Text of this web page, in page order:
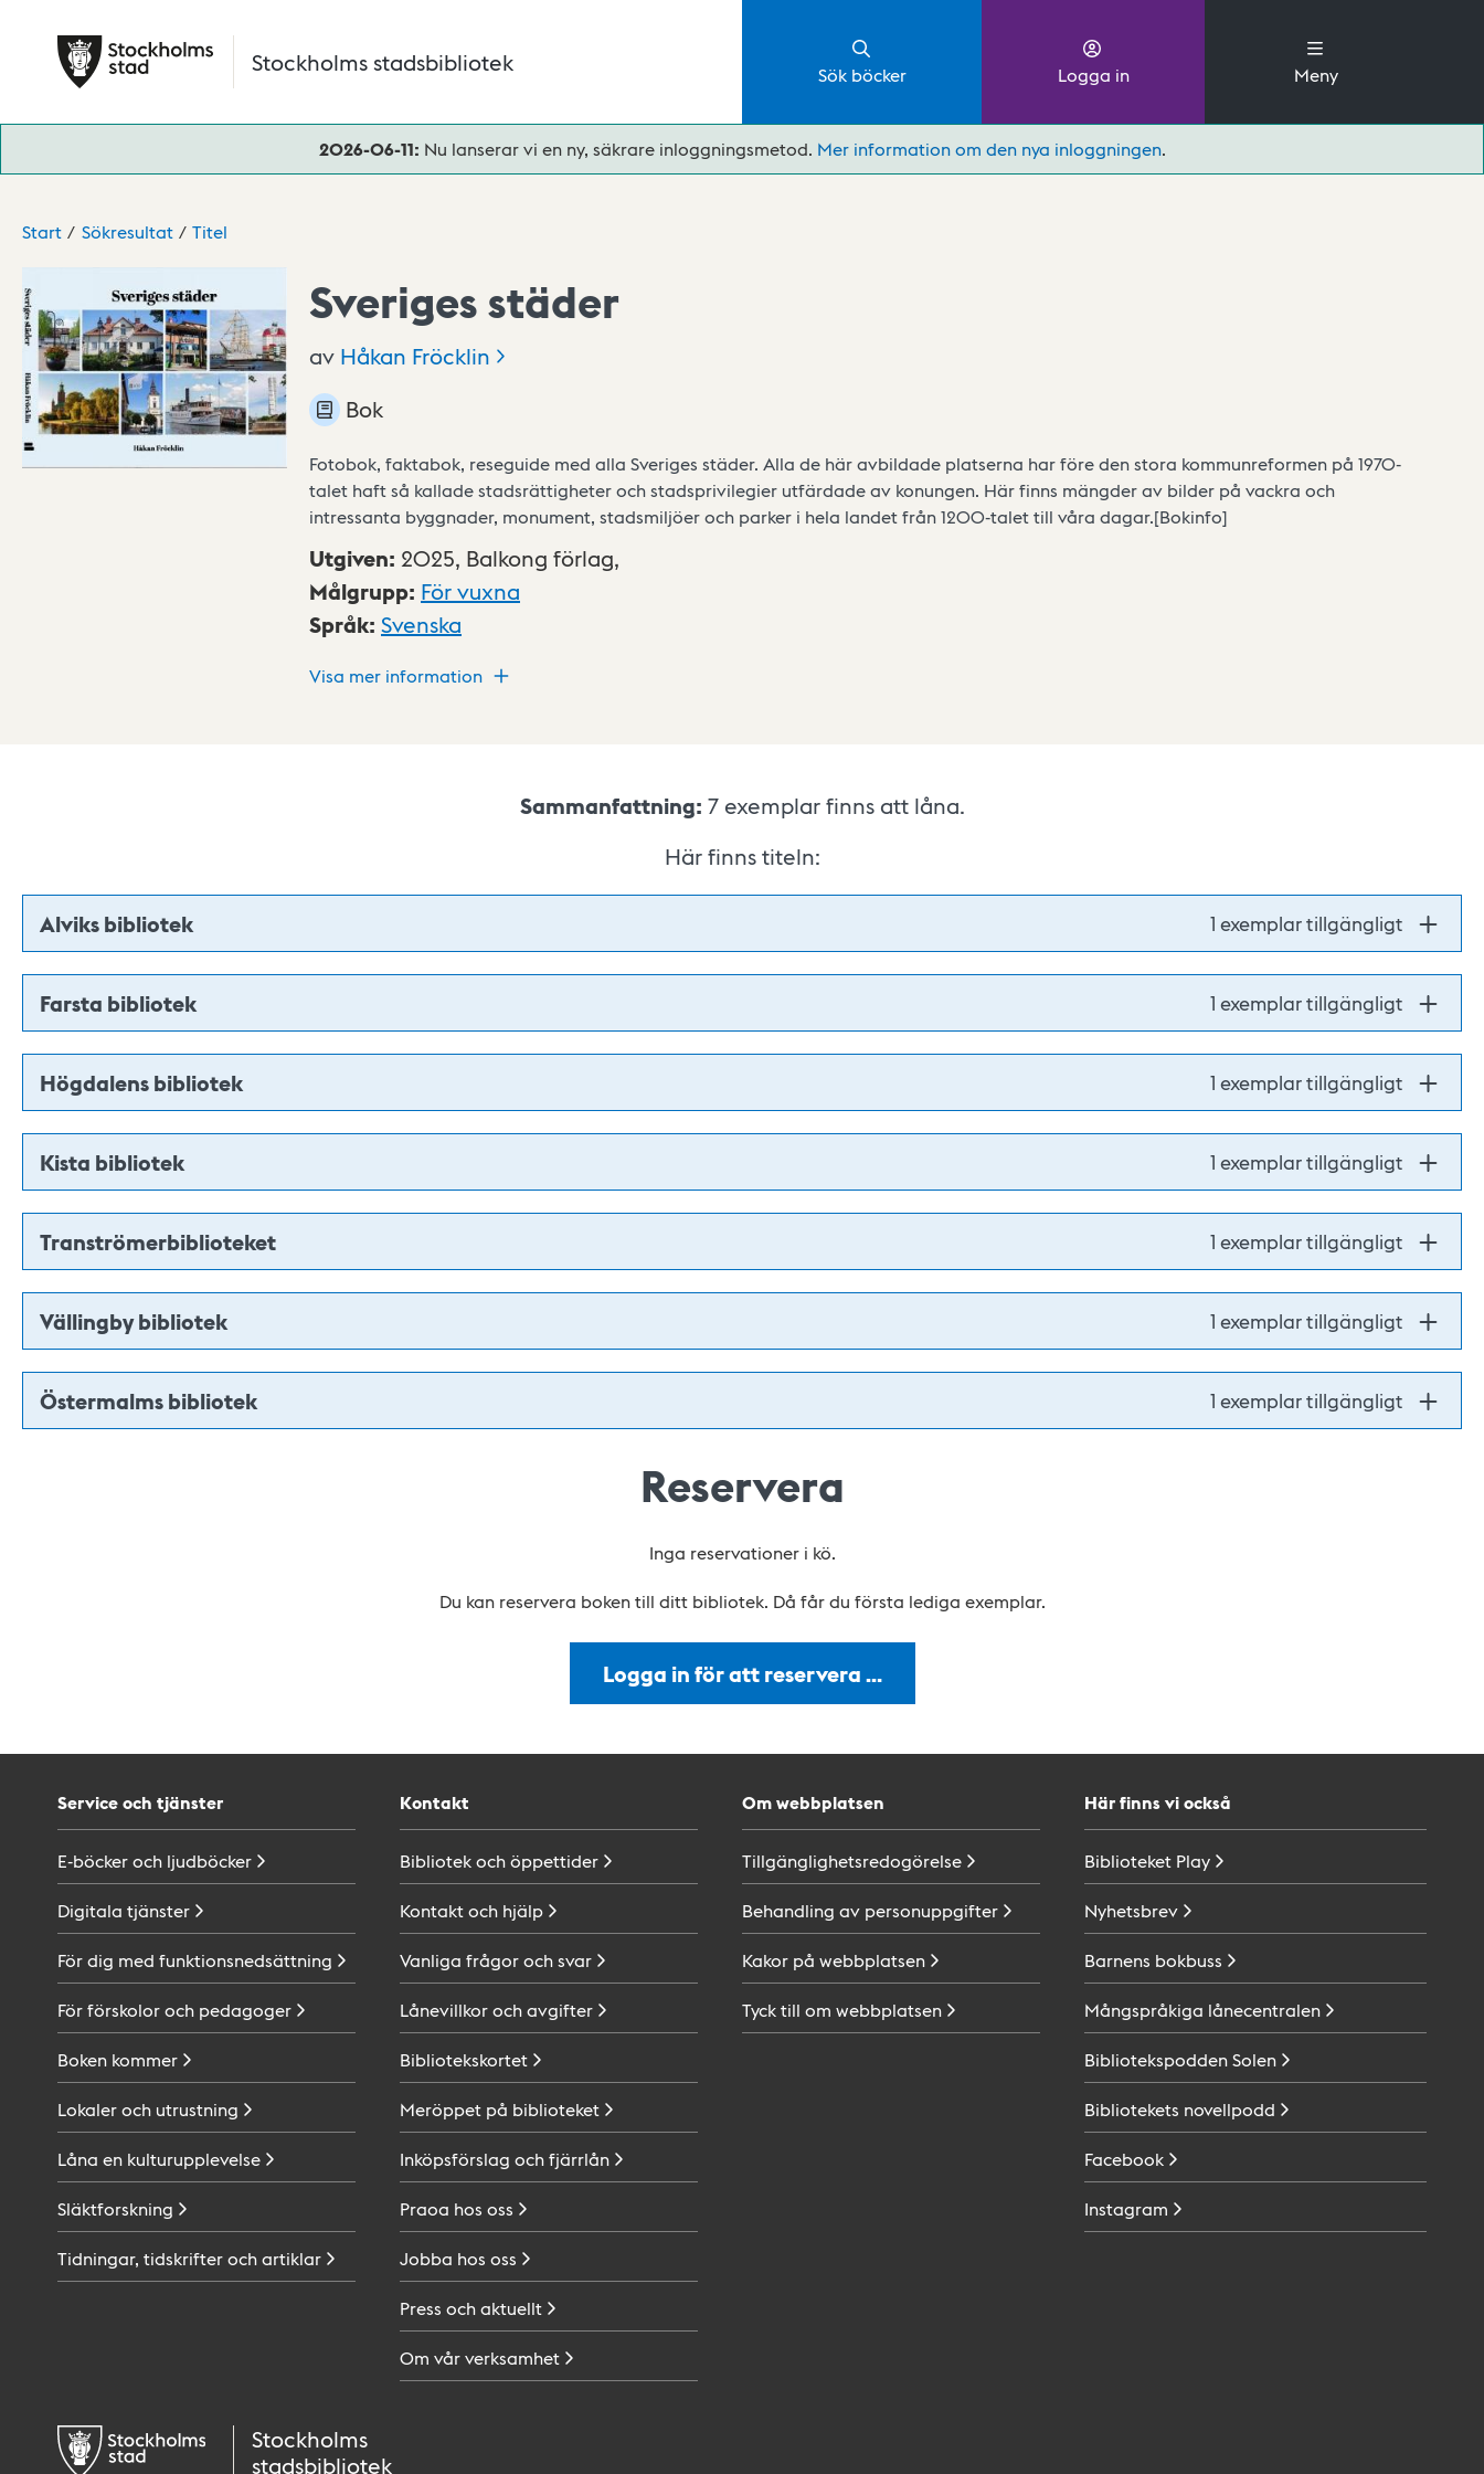
Stockholms stadsbibliotek Sök böcker Logga in Meny
2026-06-11: Nu lanserar vi en ny, säkrare inloggningsmetod. Mer information om den nya inloggningen.
Start Sökresultat Titel
Sveriges städer
av Håkan Fröcklin
Bok
Fotobok, faktabok, reseguide med alla Sveriges städer. Alla de här avbildade platserna har före den stora kommunreformen på 1970-
talet haft så kallade stadsrättigheter och stadsprivilegier utfärdade av konungen. Här finns mängder av bilder på vackra och
intressanta byggnader, monument, stadsmiljöer och parker i hela landet från 1200-talet till våra dagar.[Bokinfo]
Utgiven: 2025, Balkong förlag,
Målgrupp: För vuxna
Språk: Svenska
Visa mer information
Sammanfattning: 7 exemplar finns att låna.
Här finns titeln:
Alviks bibliotek 1 exemplar tillgängligt
Farsta bibliotek 1 exemplar tillgängligt
Högdalens bibliotek 1 exemplar tillgängligt
Kista bibliotek 1 exemplar tillgängligt
Tranströmerbiblioteket 1 exemplar tillgängligt
Vällingby bibliotek 1 exemplar tillgängligt
Östermalms bibliotek 1 exemplar tillgängligt
Reservera
Inga reservationer i kö.
Du kan reservera boken till ditt bibliotek. Då får du första lediga exemplar.
Logga in för att reservera …
Service och tjänster
E-böcker och ljudböcker
Digitala tjänster
För dig med funktionsnedsättning
För förskolor och pedagoger
Boken kommer
Lokaler och utrustning
Låna en kulturupplevelse
Släktforskning
Tidningar, tidskrifter ochartiklar
Kontakt
Bibliotek ochöppettider
Kontakt och hjälp
Vanliga frågor ochsvar
Lånevillkor ochavgifter
Bibliotekskortet
Meröppet på biblioteket
Inköpsförslag ochfjärrlån
Praoa hos oss
Jobba hos oss
Press ochaktuellt
Om vårverksamhet
Om webbplatsen
Tillgänglighetsredogörelse
Behandling av personuppgifter
Kakor på webbplatsen
Tyck till om webbplatsen
Här finns vi också
Biblioteket Play
Nyhetsbrev
Barnens bokbuss
Mångspråkiga lånecentralen
BibliotekspoddenSolen
Bibliotekets novellpodd
Facebook
Instagram
Stockholms
stadsbibliotek